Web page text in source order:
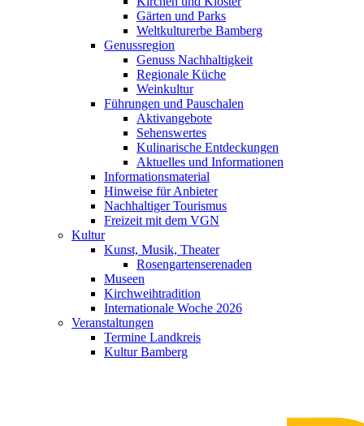
Gärten und Parks
Weltkulturerbe Bamberg
Genussregion
Genuss Nachhaltigkeit
Regionale Küche
Weinkultur
Führungen und Pauschalen
Aktivangebote
Sehenswertes
Kulinarische Entdeckungen
Aktuelles und Informationen
Informationsmaterial
Hinweise für Anbieter
Nachhaltiger Tourismus
Freizeit mit dem VGN
Kultur
Kunst, Musik, Theater
Rosengartenserenaden
Museen
Kirchweihtradition
Internationale Woche 2026
Veranstaltungen
Termine Landkreis
Kultur Bamberg